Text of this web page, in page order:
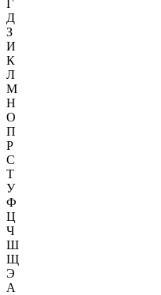
Г
Д
З
И
К
Л
М
Н
О
П
Р
С
Т
У
Ф
Ц
Ч
Ш
Щ
Э
А